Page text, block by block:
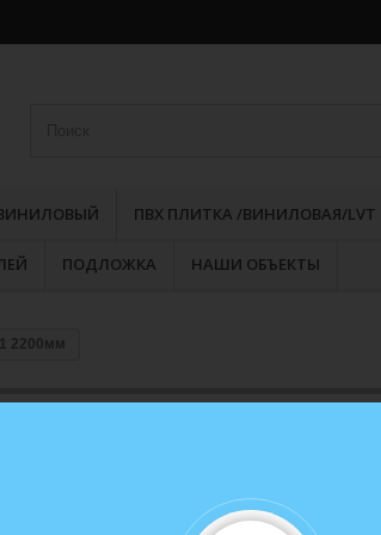
ПВХ ПЛИТКА /ВИНИЛОВАЯ/LVT
ПОДЛОЖКА НАШИ ОБЪЕКТЫ
2200мм
Плинтус Деконика
211 2200мм